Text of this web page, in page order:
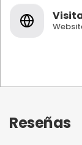
Reseñas